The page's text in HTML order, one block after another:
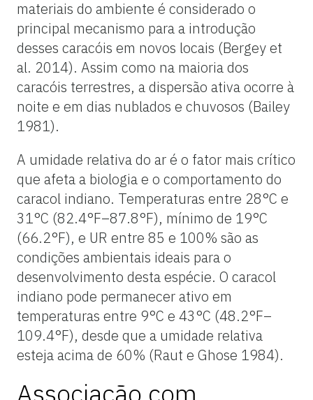
materiais do ambiente é considerado o
principal mecanismo para a introdução
desses caracóis em novos locais (Bergey et
al. 2014). Assim como na maioria dos
caracóis terrestres, a dispersão ativa ocorre à
noite e em dias nublados e chuvosos (Bailey
1981).
A umidade relativa do ar é o fator mais crítico
que afeta a biologia e o comportamento do
caracol indiano. Temperaturas entre 28°C e
31°C (82.4°F–87.8°F), mínimo de 19°C
(66.2°F), e UR entre 85 e 100% são as
condições ambientais ideais para o
desenvolvimento desta espécie. O caracol
indiano pode permanecer ativo em
temperaturas entre 9°C e 43°C (48.2°F–
109.4°F), desde que a umidade relativa
esteja acima de 60% (Raut e Ghose 1984).